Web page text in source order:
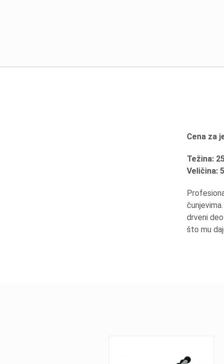
Cena za
Težina:
Veličina:
drveni
što mu